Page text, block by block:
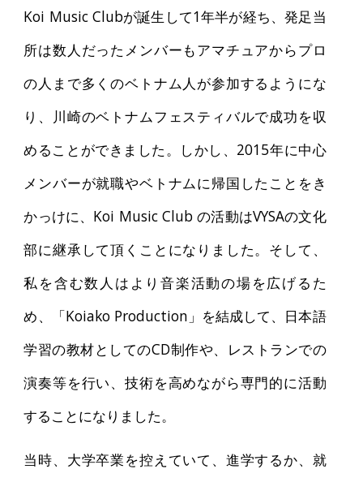
Koi Music Clubが誕生して1年半が経ち、発足当
所は数人だったメンバーもアマチュアからプロ
の人まで多くのベトナム人が参加するようにな
り、川崎のベトナムフェスティバルで成功を収
めることができました。しかし、2015年に中心
メンバーが就職やベトナムに帰国したことをき
かっけに、Koi Music Club の活動はVYSAの文化
部に継承して頂くことになりました。そして、
私を含む数人はより音楽活動の場を広げるた
め、「Koiako Production」を結成して、日本語
学習の教材としてのCD制作や、レストランでの
演奏等を行い、技術を高めながら専門的に活動
することになりました。
当時、大学卒業を控えていて、進学するか、就